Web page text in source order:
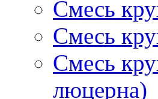
Смесь
Смесь
Смесь
люцерна)